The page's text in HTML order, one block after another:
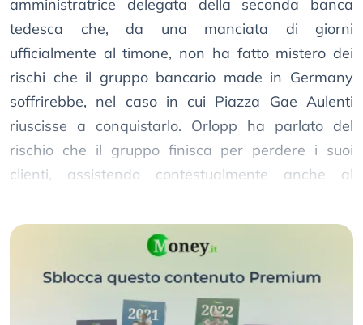
amministratrice delegata della seconda banca
tedesca che, da una manciata di giorni
ufficialmente al timone, non ha fatto mistero dei
rischi che il gruppo bancario made in Germany
soffrirebbe, nel caso in cui Piazza Gae Aulenti
riuscisse a conquistarlo. Orlopp ha parlato del
rischio che il gruppo finisca per perdere i suoi
clienti, assistendo contestualmente anche al